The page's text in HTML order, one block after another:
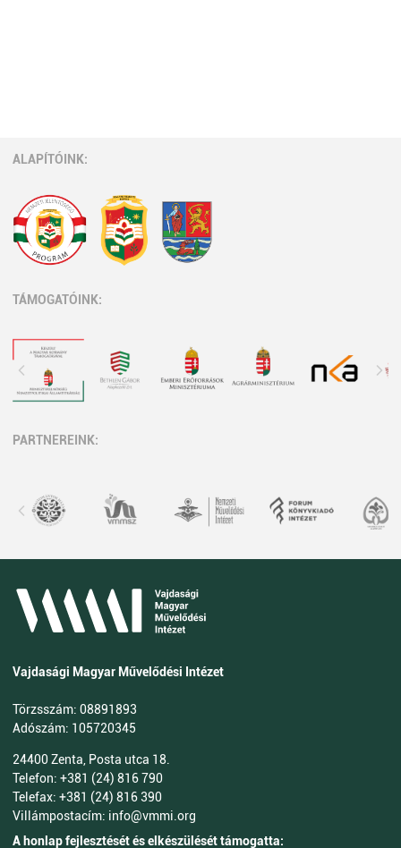
ALAPÍTÓINK:
TÁMOGATÓINK:
PARTNEREINK:
Vajdasági Magyar Művelődési Intézet
Törzsszám: 08891893
Adószám: 105720345
24400 Zenta, Posta utca 18.
Telefon: +381 (24) 816 790
Telefax: +381 (24) 816 390
Villámpostacím: info@vmmi.org
A honlap fejlesztését és elkészülését támogatta: